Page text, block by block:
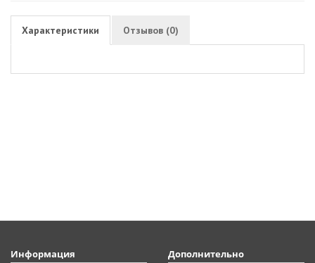
Характеристики Отзывов (0)
Информация
Дополнительно